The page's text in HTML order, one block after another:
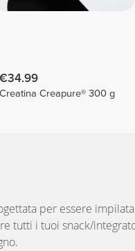
€34.99
Creatina Creapure® 300 g
per essere
tutti i tuoi snack/